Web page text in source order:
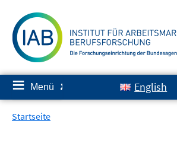
zum
Inhalt
≡ Menü ✘ English
Startseite